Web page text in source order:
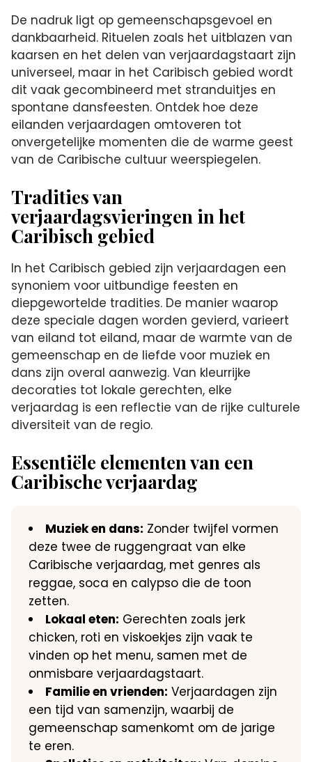
De nadruk ligt op gemeenschapsgevoel en
dankbaarheid.​ Rituelen zoals het uitblazen van
kaarsen en het delen van verjaardagstaart zijn
universeel, maar in het Caribisch gebied wordt
dit vaak gecombineerd met stranduitjes en
spontane dansfeesten.​ Ontdek hoe deze
eilanden verjaardagen omtoveren tot
onvergetelijke momenten die de warme geest
van de Caribische cultuur weerspiegelen.​
Tradities van
verjaardagsvieringen in het
Caribisch gebied
In het Caribisch gebied zijn verjaardagen een
synoniem voor uitbundige feesten en
diepgewortelde tradities.​ De manier waarop
deze speciale dagen worden gevierd, varieert
van eiland tot eiland, maar de warmte van de
gemeenschap en de liefde voor muziek en
dans zijn overal aanwezig.​ Van kleurrijke
decoraties tot lokale gerechten, elke
verjaardag is een reflectie van de rijke culturele
diversiteit van de regio.​
Essentiële elementen van een
Caribische verjaardag
Muziek en dans: Zonder twijfel vormen
deze twee de ruggengraat van elke
Caribische verjaardag, met genres als
reggae, soca en calypso die de toon
zetten.​
Lokaal eten: Gerechten zoals jerk
chicken, roti en viskoekjes zijn vaak te
vinden op het menu, samen met de
onmisbare verjaardagstaart.​
Familie en vrienden: Verjaardagen zijn
een tijd van samenzijn, waarbij de
gemeenschap samenkomt om de jarige
te eren.​